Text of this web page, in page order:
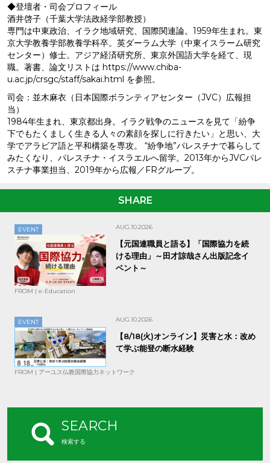
◆登壇者・司会プロフィール
酒井啓子（千葉大学法政経学部教授）
専門は中東政治、イラク地域研究、国際関連論。1959年生まれ。東
京大学教養学部教養学科卒。英ダーラム大学（中東イスラーム研究
センター）修士。アジア経済研究所、東京外国語大学を経て、現
職。著書、論文リストは https://www.chiba-
u.ac.jp/crsgc/staff/sakai.html を参照。
司会：並木麻衣（日本国際ボランティアセンター（JVC）広報担
当）
1984年生まれ、東京都出身。イラク戦争のニュースを見て「紛争
下でもたくましく生きる人々の素顔を探しに行きたい」と思い、大
学でアラビア語と平和構築を専攻。 “紛争地”パレスチナで暮らして
みたくなり、パレスチナ・イスラエルへ留学。2013年からJVCパレ
スチナ事業担当、2019年から広報／FRグループ。
SHARE
EVENT AUG.10.2026
【元国連職員と語る】「国際協力を続
ける理由」～田才諒哉さん出版記念イ
ベント～
FROM | e-Education
EVENT AUG.10.2026
【8/18(火)オンライン】災害と水：改め
て学ぶ能登の断水経験
FROM | アーユス仏教国際協力ネットワーク
SEARCH
検索する